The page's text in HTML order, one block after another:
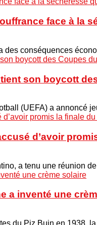
face à la
des conséquences
son boycott
(UEFA) a annoncé
d’avoir
a tenu une réunion
a inventé une